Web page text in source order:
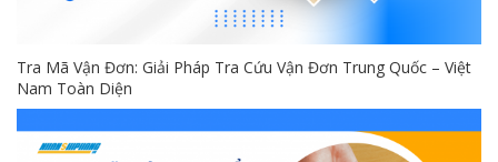
Tra Mã Vận Đơn: Giải Pháp Tra Cứu Vận Đơn Trung Quốc – Việt
Nam Toàn Diện